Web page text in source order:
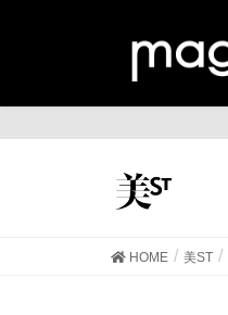
HOME 美ST